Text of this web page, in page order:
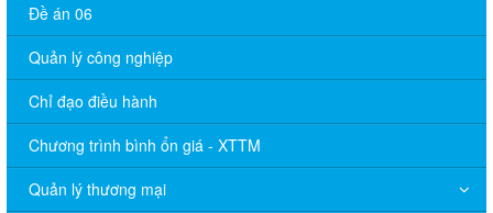
Đề án 06
Quản lý công nghiệp
Chỉ đạo điều hành
Chương trình bình ổn giá - XTTM
Quản lý thương mại